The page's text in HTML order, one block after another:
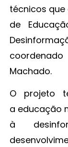
técnicos
de
Machado.
O projeto
a educação
à